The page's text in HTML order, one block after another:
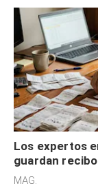
Los expertos
guardan
son
MAG.